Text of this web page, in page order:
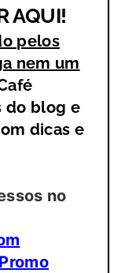
AQUI!
pelos
nem um
do blog e
dicas e
no